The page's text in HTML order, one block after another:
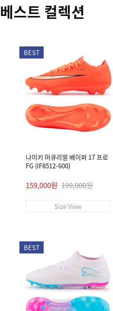
베스트 컬렉션
BEST
나이키 머큐리얼 베이퍼 17 프로
FG (IF8512-600)
159,000원 199,000원
Size View
BEST